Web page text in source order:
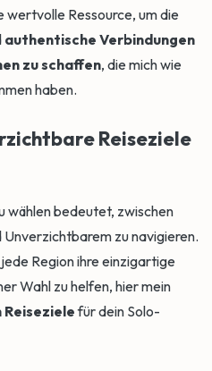
Ressource, um die
authentische Verbindungen
zu schaffen, die mich wie
haben.
Reiseziele
wählen bedeutet, zwischen
zu navigieren.
Region ihre einzigartige
Wahl zu helfen, hier mein
für dein Solo-